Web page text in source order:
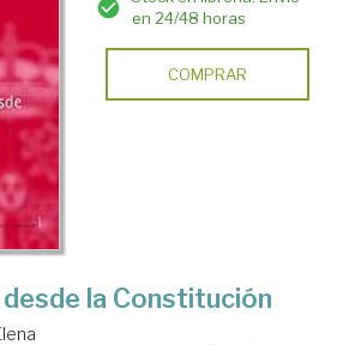
en 24/48 horas
COMPRAR
la Constitución